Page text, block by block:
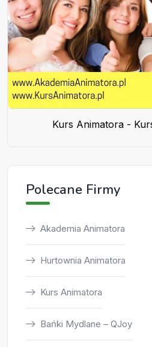
Kurs Animatora -
Polecane Firmy
Akademia Animatora
Hurtownia Animatora
Kurs Animatora
Bańki Mydlane – QJoy